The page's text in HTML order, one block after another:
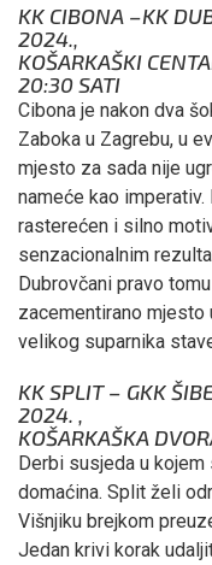
KK CIBONA –KK
2024.,
KOŠARKAŠKI
20:30 SATI
Cibona je nakon dva
Zaboka u Zagrebu, u
mjesto za sada nije
nameće kao
rasterećen i silno
senzacionalnim
Dubrovčani pravo
zacementirano mjesto
velikog suparnika
KK SPLIT – GKK
2024. ,
KOŠARKAŠKA
Derbi susjeda u
domaćina. Split želi
Višnjiku brejkom
Jedan krivi korak